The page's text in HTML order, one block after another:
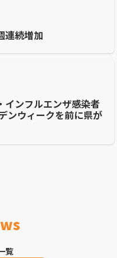
連続増加
インフルエンザ感染者
ンウィークを前に県が
覧